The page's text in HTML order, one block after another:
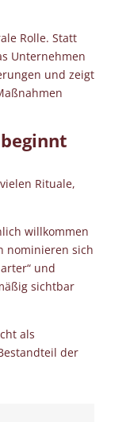
Rolle. Statt
Unternehmen
und zeigt
Rituale,
willkommen
nominieren sich
und
sichtbar
als
der